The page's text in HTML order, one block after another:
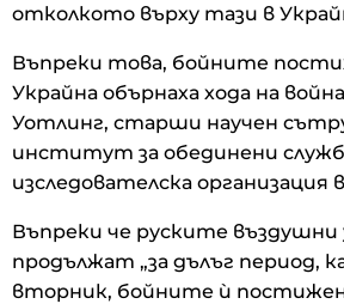
отколкото върху тази в
Въпреки това, бойните
Украйна обърнаха хода на
Уотлинг, старши научен
институт за обединени
изследователска организация
Въпреки че руските въздушни
продължат „за дълъг период,
вторник, бойните ѝ